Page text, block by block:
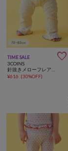
TIME SALE 
3COINS
¥616 (30%OFF)